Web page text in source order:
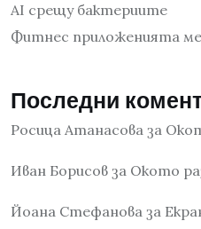
AI срещу бактериите
Фитнес приложенията
Последни
Росица Атанасова за
Иван Борисов за Окото
Йоана Стефанова за